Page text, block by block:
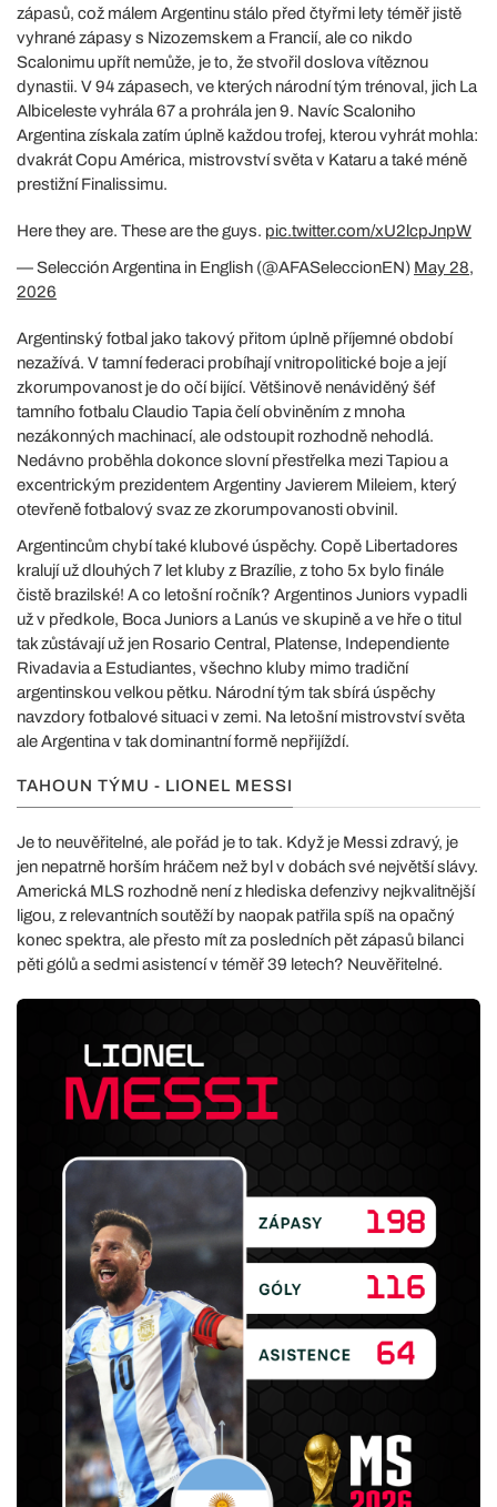
zápasů, což málem Argentinu stálo před čtyřmi lety téměř jistě
vyhrané zápasy s Nizozemskem a Francií, ale co nikdo
Scalonimu upřít nemůže, je to, že stvořil doslova vítěznou
dynastii. V 94 zápasech, ve kterých národní tým trénoval, jich La
Albiceleste vyhrála 67 a prohrála jen 9. Navíc Scaloniho
Argentina získala zatím úplně každou trofej, kterou vyhrát mohla:
dvakrát Copu América, mistrovství světa v Kataru a také méně
prestižní Finalissimu.
Here they are. These are the guys. pic.twitter.com/xU2lcpJnpW
— Selección Argentina in English (@AFASeleccionEN) May 28,
2026
Argentinský fotbal jako takový přitom úplně příjemné období
nezažívá. V tamní federaci probíhají vnitropolitické boje a její
zkorumpovanost je do očí bijící. Většinově nenáviděný šéf
tamního fotbalu Claudio Tapia čelí obviněním z mnoha
nezákonných machinací, ale odstoupit rozhodně nehodlá.
Nedávno proběhla dokonce slovní přestřelka mezi Tapiou a
excentrickým prezidentem Argentiny Javierem Mileiem, který
otevřeně fotbalový svaz ze zkorumpovanosti obvinil.
Argentincům chybí také klubové úspěchy. Copě Libertadores
kralují už dlouhých 7 let kluby z Brazílie, z toho 5x bylo finále
čistě brazilské! A co letošní ročník? Argentinos Juniors vypadli
už v předkole, Boca Juniors a Lanús ve skupině a ve hře o titul
tak zůstávají už jen Rosario Central, Platense, Independiente
Rivadavia a Estudiantes, všechno kluby mimo tradiční
argentinskou velkou pětku. Národní tým tak sbírá úspěchy
navzdory fotbalové situaci v zemi. Na letošní mistrovství světa
ale Argentina v tak dominantní formě nepřijíždí.
TAHOUN TÝMU - LIONEL MESSI
Je to neuvěřitelné, ale pořád je to tak. Když je Messi zdravý, je
jen nepatrně horším hráčem než byl v dobách své největší slávy.
Americká MLS rozhodně není z hlediska defenzivy nejkvalitnější
ligou, z relevantních soutěží by naopak patřila spíš na opačný
konec spektra, ale přesto mít za posledních pět zápasů bilanci
pěti gólů a sedmi asistencí v téměř 39 letech? Neuvěřitelné.